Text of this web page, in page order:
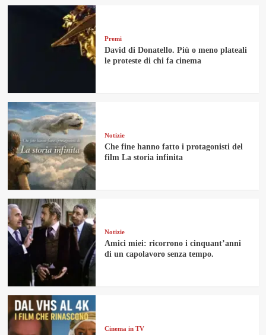
Premi
David di Donatello. Più o meno plateali
le proteste di chi fa cinema
Notizie
Che fine hanno fatto i protagonisti del
film La storia infinita
Notizie
Amici miei: ricorrono i cinquant’anni
di un capolavoro senza tempo.
Cinema in TV